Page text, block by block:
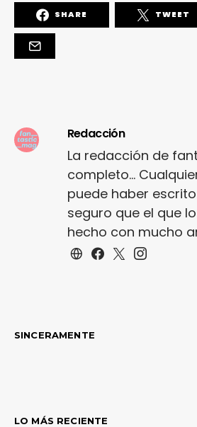
SHARE TWEET
Redacción
La redacción de
completo...
puede haber
seguro que el que
hecho con mucho
SINCERAMENTE
LO MÁS RECIENTE